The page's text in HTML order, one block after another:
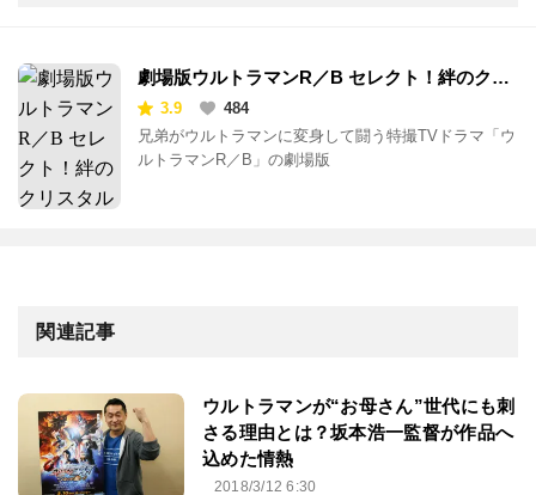
劇場版ウルトラマンR／B セレクト！絆のクリ
スタル
3.9
484
兄弟がウルトラマンに変身して闘う特撮TVドラマ「ウ
ルトラマンR／B」の劇場版
関連記事
ウルトラマンが“お母さん”世代にも刺
さる理由とは？坂本浩一監督が作品へ
込めた情熱
2018/3/12 6:30